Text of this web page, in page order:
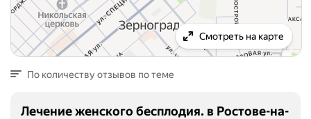
Смотреть на карте
По количеству отзывов по теме
Лечение женского бесплодия. в Ростове-на-